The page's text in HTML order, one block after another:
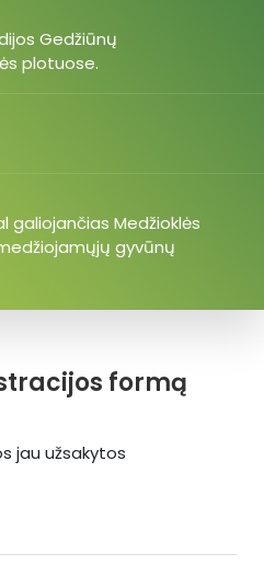
formą
jau užsakytos
Gedžiūnų
plotuose.
galiojančias Medžioklės
gyvūnų